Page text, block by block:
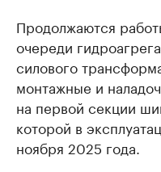
Продолжаются
очереди
силового
монтажные и
на первой секции
которой в
ноября 2025 года.